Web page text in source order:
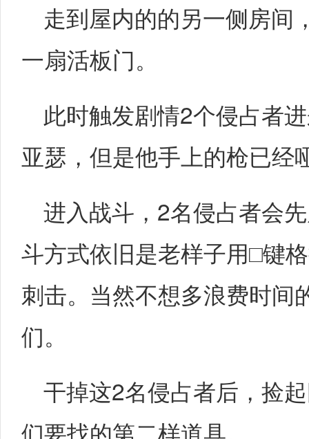
走到屋内的的另一侧房间
一扇活板门。
此时触发剧情2个侵占者
亚瑟，但是他手上的枪已经
进入战斗，2名侵占者会
斗方式依旧是老样子用□键
刺击。当然不想多浪费时间
们。
干掉这2名侵占者后，捡
们要找的第二样道具。